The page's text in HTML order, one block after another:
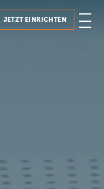
JETZT EINRICHTEN